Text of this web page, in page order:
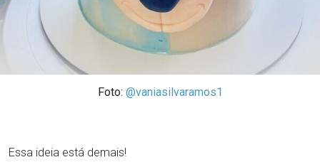
Foto: @vaniasilvaramos1
Essa ideia está demais!